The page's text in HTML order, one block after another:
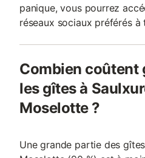
panique, vous pourrez
réseaux sociaux préférés
Combien coûtent
les gîtes à
Moselotte ?
Une grande partie des